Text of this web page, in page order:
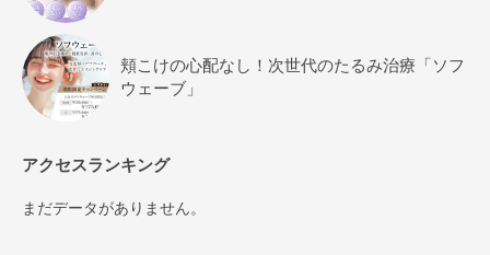
頬こけの心配なし！次世代のたるみ治療「ソフ
ウェーブ」
アクセスランキング
まだデータがありません。